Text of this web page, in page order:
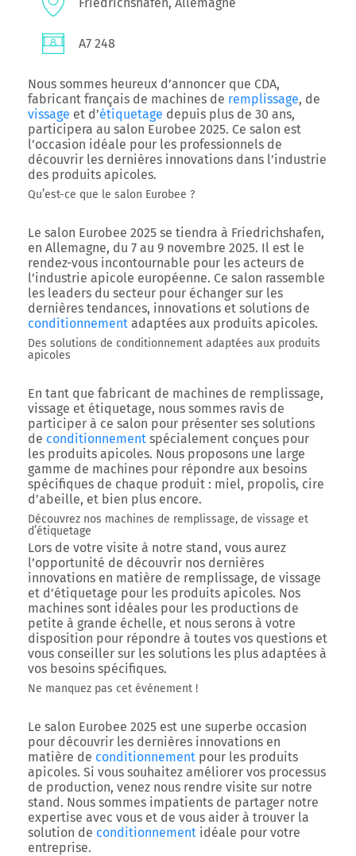
A7 248
Nous sommes heureux d’annoncer que CDA,
fabricant français de machines de remplissage, de
vissage et d’étiquetage depuis plus de 30 ans,
participera au salon Eurobee 2025. Ce salon est
l’occasion idéale pour les professionnels de
découvrir les dernières innovations dans l’industrie
des produits apicoles.
Qu’est-ce que le salon Eurobee ?
Le salon Eurobee 2025 se tiendra à Friedrichshafen,
en Allemagne, du 7 au 9 novembre 2025. Il est le
rendez-vous incontournable pour les acteurs de
l’industrie apicole européenne. Ce salon rassemble
les leaders du secteur pour échanger sur les
dernières tendances, innovations et solutions de
conditionnement adaptées aux produits apicoles.
Des solutions de conditionnement adaptées aux produits
apicoles
En tant que fabricant de machines de remplissage,
vissage et étiquetage, nous sommes ravis de
participer à ce salon pour présenter ses solutions
de conditionnement spécialement conçues pour
les produits apicoles. Nous proposons une large
gamme de machines pour répondre aux besoins
spécifiques de chaque produit : miel, propolis, cire
d’abeille, et bien plus encore.
Découvrez nos machines de remplissage, de vissage et
d’étiquetage
Lors de votre visite à notre stand, vous aurez
l’opportunité de découvrir nos dernières
innovations en matière de remplissage, de vissage
et d’étiquetage pour les produits apicoles. Nos
machines sont idéales pour les productions de
petite à grande échelle, et nous serons à votre
disposition pour répondre à toutes vos questions et
vous conseiller sur les solutions les plus adaptées à
vos besoins spécifiques.
Ne manquez pas cet événement !
Le salon Eurobee 2025 est une superbe occasion
pour découvrir les dernières innovations en
matière de conditionnement pour les produits
apicoles. Si vous souhaitez améliorer vos processus
de production, venez nous rendre visite sur notre
stand. Nous sommes impatients de partager notre
expertise avec vous et de vous aider à trouver la
solution de conditionnement idéale pour votre
entreprise.